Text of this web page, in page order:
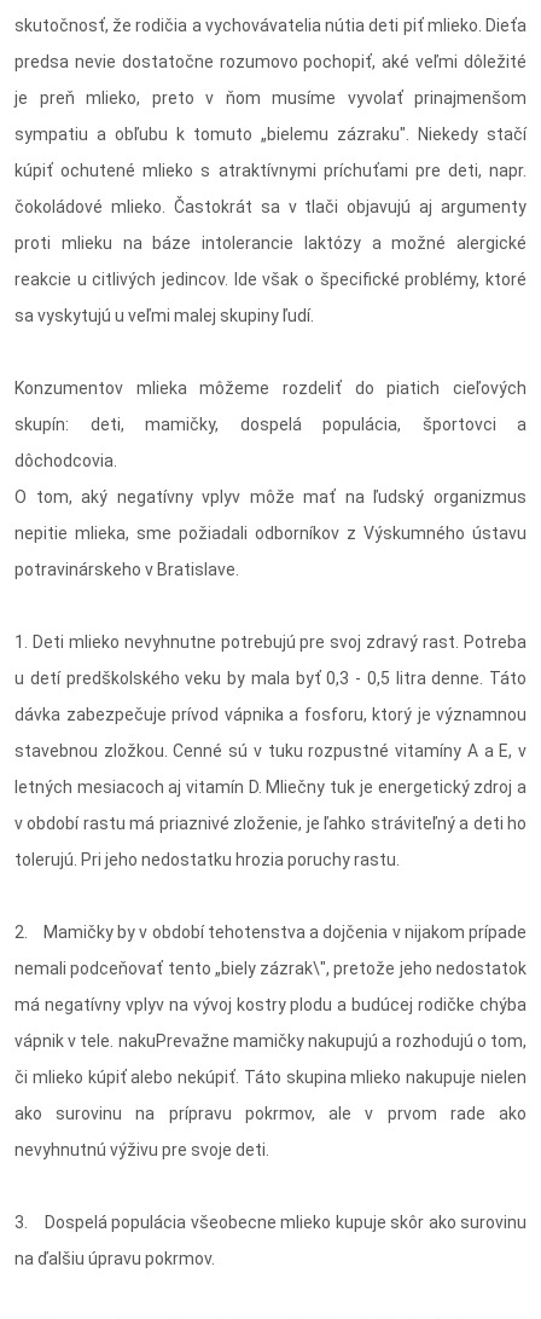
skutočnosť, že rodičia a vychovávatelia nútia deti piť mlieko. Dieťa
predsa nevie dostatočne rozumovo pochopiť, aké veľmi dôležité
je preň mlieko, preto v ňom musíme vyvolať prinajmenšom
sympatiu a obľubu k tomuto „bielemu zázraku". Niekedy stačí
kúpiť ochutené mlieko s atraktívnymi príchuťami pre deti, napr.
čokoládové mlieko. Častokrát sa v tlači objavujú aj argumenty
proti mlieku na báze intolerancie laktózy a možné alergické
reakcie u citlivých jedincov. Ide však o špecifické problémy, ktoré
sa vyskytujú u veľmi malej skupiny ľudí.
Konzumentov mlieka môžeme rozdeliť do piatich cieľových
skupín: deti, mamičky, dospelá populácia, športovci a
dôchodcovia.
O tom, aký negatívny vplyv môže mať na ľudský organizmus
nepitie mlieka, sme požiadali odborníkov z Výskumného ústavu
potravinárskeho v Bratislave.
1. Deti mlieko nevyhnutne potrebujú pre svoj zdravý rast. Potreba
u detí predškolského veku by mala byť 0,3 - 0,5 litra denne. Táto
dávka zabezpečuje prívod vápnika a fosforu, ktorý je významnou
stavebnou zložkou. Cenné sú v tuku rozpustné vitamíny A a E, v
letných mesiacoch aj vitamín D. Mliečny tuk je energetický zdroj a
v období rastu má priaznivé zloženie, je ľahko stráviteľný a deti ho
tolerujú. Pri jeho nedostatku hrozia poruchy rastu.
2. Mamičky by v období tehotenstva a dojčenia v nijakom prípade
nemali podceňovať tento „biely zázrak\", pretože jeho nedostatok
má negatívny vplyv na vývoj kostry plodu a budúcej rodičke chýba
vápnik v tele. nakuPrevažne mamičky nakupujú a rozhodujú o tom,
či mlieko kúpiť alebo nekúpiť. Táto skupina mlieko nakupuje nielen
ako surovinu na prípravu pokrmov, ale v prvom rade ako
nevyhnutnú výživu pre svoje deti.
3. Dospelá populácia všeobecne mlieko kupuje skôr ako surovinu
na ďalšiu úpravu pokrmov.